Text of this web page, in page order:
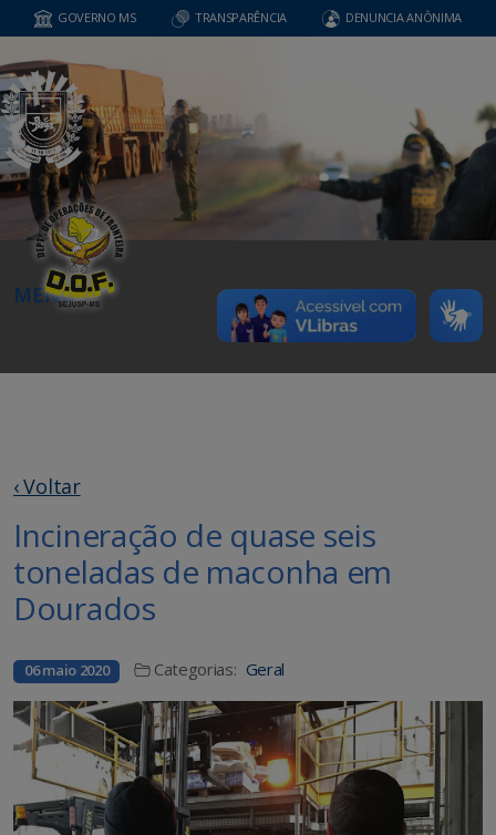
GOVERNO MS TRANSPARÊNCIA DENUNCIA ANÔNIMA
MENU
‹ Voltar
Incineração de quase seis
toneladas de maconha em
Dourados
06 maio 2020 Categorias: Geral